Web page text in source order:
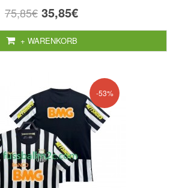
75,85€ 35,85€
+ WARENKORB
-53%